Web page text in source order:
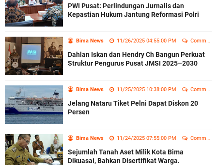
PWI Pusat: Perlindungan Jurnalis dan
Kepastian Hukum Jantung Reformasi Polri
Bima News 11/26/2025 04:55:00 PM Comment
Dahlan Iskan dan Hendry Ch Bangun Perkuat
Struktur Pengurus Pusat JMSI 2025–2030
Bima News 11/25/2025 10:38:00 PM Comment
Jelang Nataru Tiket Pelni Dapat Diskon 20
Persen
Bima News 11/24/2025 07:55:00 PM Comment
Sejumlah Tanah Aset Milik Kota Bima
Dikuasai, Bahkan Disertifikat Warga.